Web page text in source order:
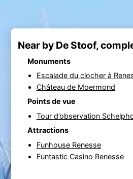
Near by De Stoof,
Monuments
Escalade du clocher à
Château de Moermond
Points de vue
Tour d’observation
Attractions
Funhouse Renesse
Funtastic Casino Renesse